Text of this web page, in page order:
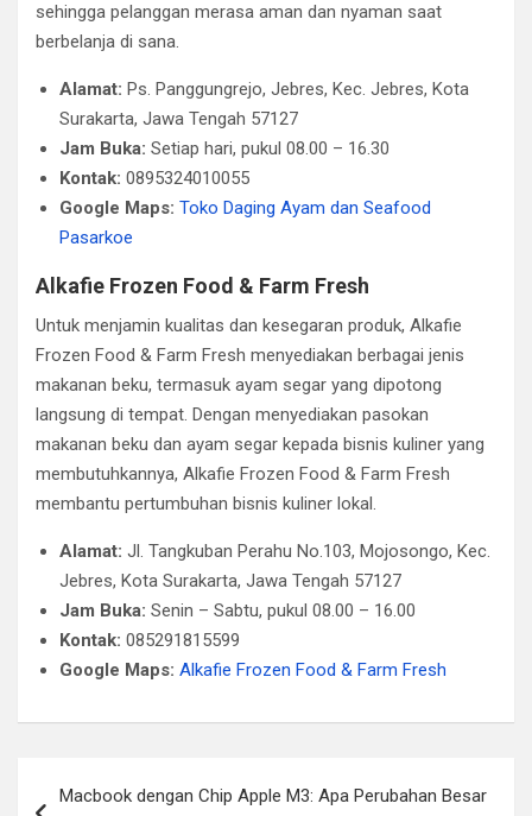
sehingga pelanggan merasa aman dan nyaman saat
berbelanja di sana.
Alamat: Ps. Panggungrejo, Jebres, Kec. Jebres, Kota
Surakarta, Jawa Tengah 57127
Jam Buka: Setiap hari, pukul 08.00 – 16.30
Kontak: 0895324010055
Google Maps: Toko Daging Ayam dan Seafood
Pasarkoe
Alkafie Frozen Food & Farm Fresh
Untuk menjamin kualitas dan kesegaran produk, Alkafie
Frozen Food & Farm Fresh menyediakan berbagai jenis
makanan beku, termasuk ayam segar yang dipotong
langsung di tempat. Dengan menyediakan pasokan
makanan beku dan ayam segar kepada bisnis kuliner yang
membutuhkannya, Alkafie Frozen Food & Farm Fresh
membantu pertumbuhan bisnis kuliner lokal.
Alamat: Jl. Tangkuban Perahu No.103, Mojosongo, Kec.
Jebres, Kota Surakarta, Jawa Tengah 57127
Jam Buka: Senin – Sabtu, pukul 08.00 – 16.00
Kontak: 085291815599
Google Maps: Alkafie Frozen Food & Farm Fresh
Macbook dengan Chip Apple M3: Apa Perubahan Besar